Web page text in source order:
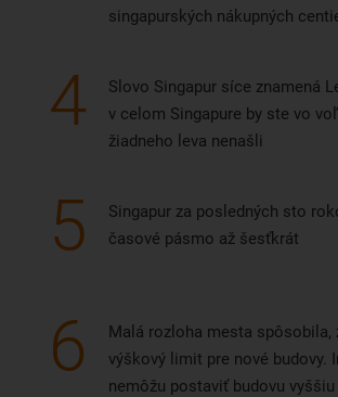
singapurských nákupných
4
Slovo Singapur síce znamená
v celom Singapure by ste vo
žiadneho leva nenašli
5
Singapur za posledných sto
časové pásmo až šesťkrát
6
Malá rozloha mesta spôsobila,
výškový limit pre nové budovy.
nemôžu postaviť budovu